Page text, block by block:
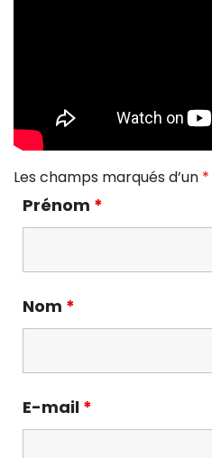
Les champs marqués d’un *
Prénom *
Nom *
E-mail *